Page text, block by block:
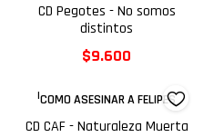
CD Pegotes - No somos
distintos
$9.600
|COMO ASESINAR A FELIPES
CD CAF - Naturaleza Muerta